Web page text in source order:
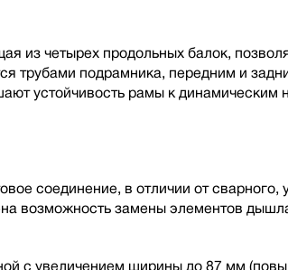
из четырех продольных балок,
трубами подрамника, передним и
устойчивость рамы к динамическим
соединение, в отличии от сварного,
возможность замены элементов
с увеличением ширины до 87 мм